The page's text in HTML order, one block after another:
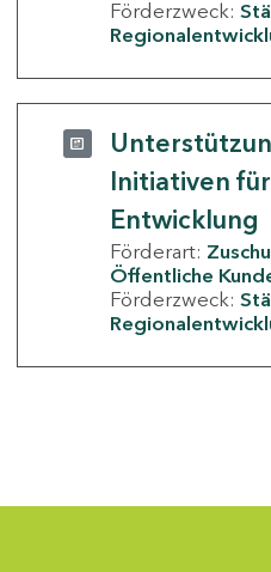
Förderzweck:
Initiativen
Entwicklung
Förderart:
Öffentliche
Förderzweck: